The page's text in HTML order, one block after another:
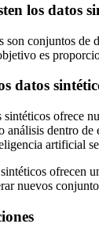
los datos
son conjuntos de
es
datos
sintéticos ofrece
análisis dentro
artificial
ofrecen
nuevos